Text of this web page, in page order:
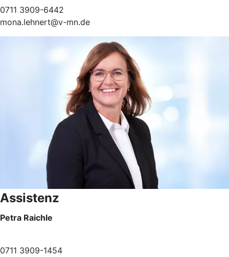
0711 3909-6442
mona.lehnert@v-mn.de
Assistenz
Petra Raichle
0711 3909-1454